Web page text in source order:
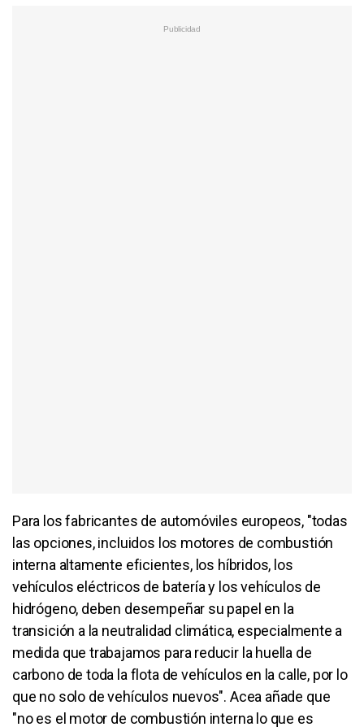
Para los fabricantes de automóviles europeos, "todas
las opciones, incluidos los motores de combustión
interna altamente eficientes, los híbridos, los
vehículos eléctricos de batería y los vehículos de
hidrógeno, deben desempeñar su papel en la
transición a la neutralidad climática, especialmente a
medida que trabajamos para reducir la huella de
carbono de toda la flota de vehículos en la calle, por lo
que no solo de vehículos nuevos". Acea añade que
"no es el motor de combustión interna lo que es